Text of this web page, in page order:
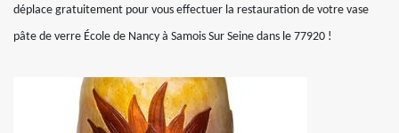
déplace gratuitement pour vous effectuer la restauration de votre vase
pâte de verre École de Nancy à Samois Sur Seine dans le 77920 !